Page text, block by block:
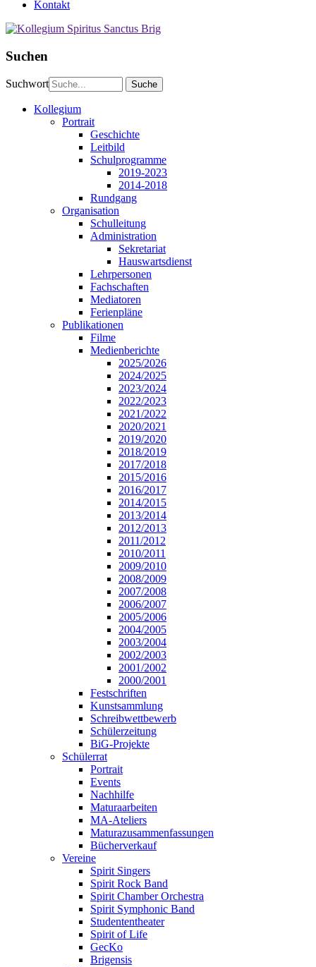
Kontakt
Suchen
Suchwort
Kollegium
Portrait
Geschichte
Leitbild
Schulprogramme
2019-2023
2014-2018
Rundgang
Organisation
Schulleitung
Administration
Sekretariat
Hauswartsdienst
Lehrpersonen
Fachschaften
Mediatoren
Ferienpläne
Publikationen
Filme
Medienberichte
2025/2026
2024/2025
2023/2024
2022/2023
2021/2022
2020/2021
2019/2020
2018/2019
2017/2018
2015/2016
2016/2017
2014/2015
2013/2014
2012/2013
2011/2012
2010/2011
2009/2010
2008/2009
2007/2008
2006/2007
2005/2006
2004/2005
2003/2004
2002/2003
2001/2002
2000/2001
Festschriften
Kunstsammlung
Schreibwettbewerb
Schülerzeitung
BiG-Projekte
Schülerrat
Portrait
Events
Nachhilfe
Maturaarbeiten
MA-Ateliers
Maturazusammenfassungen
Bücherverkauf
Vereine
Spirit Singers
Spirit Rock Band
Spirit Chamber Orchestra
Spirit Symphonic Band
Studententheater
Spirit of Life
GecKo
Brigensis